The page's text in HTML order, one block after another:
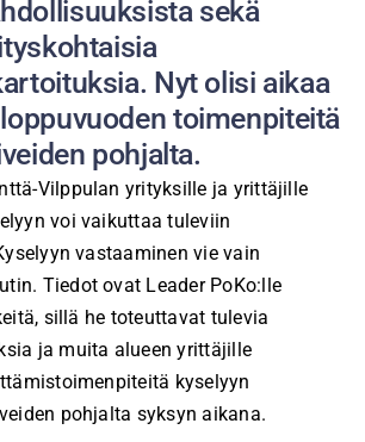
sekä
Nyt olisi aikaa
toimenpiteitä
pohjalta.
Vilppulan yrityksille ja yrittäjille
voi vaikuttaa tuleviin
vastaaminen vie vain
Tiedot ovat Leader PoKo:lle
sillä he toteuttavat tulevia
ja muita alueen yrittäjille
kyselyyn
pohjalta syksyn aikana.